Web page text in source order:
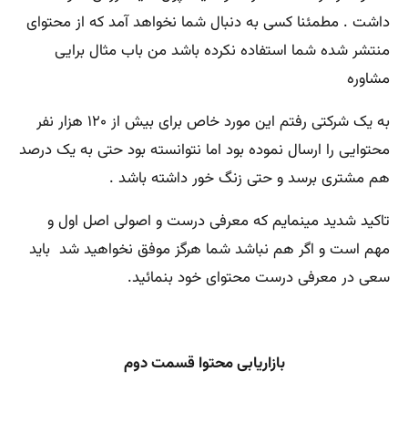
داشت . مطمئنا کسی به دنبال شما نخواهد آمد که از محتوای
منتشر شده شما استفاده نکرده باشد من باب مثال برایی
مشاوره
به یک شرکتی رفتم این مورد خاص برای بیش از ۱۲۰ هزار نفر
محتوایی را ارسال نموده بود اما نتوانسته بود حتی به یک درصد
هم مشتری برسد و حتی زنگ خور داشته باشد .
تاکید شدید مینمایم که معرفی درست و اصولی اصل اول و
مهم است و اگر هم نباشد شما هرگز موفق نخواهید شد باید
سعی در معرفی درست محتوای خود بنمائید.
بازاریابی محتوا قسمت دوم